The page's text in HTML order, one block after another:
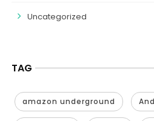
Uncategorized
TAG
amazon underground